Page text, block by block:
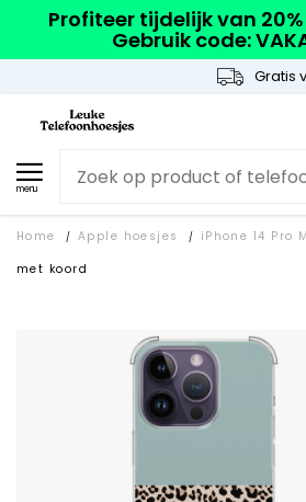
Profiteer tijdelijk van
Gebruik code:
Gratis
menu
Home / Apple hoesjes / iPhone 14 Pro
met koord